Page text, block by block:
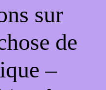
sur
de
–